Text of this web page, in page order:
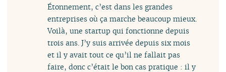
Étonnement, c’est dans les grandes
entreprises où ça marche beaucoup mieux.
Voilà, une startup qui fonctionne depuis
trois ans. J’y suis arrivée depuis six mois
et il y avait tout ce qu’il ne fallait pas
faire, donc c’était le bon cas pratique : il y